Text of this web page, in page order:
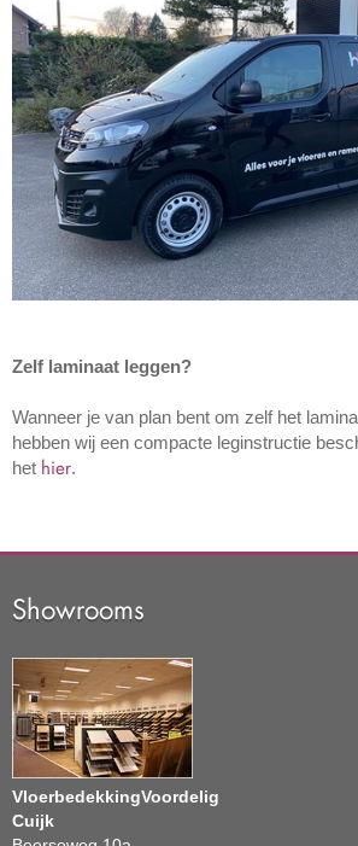
Zelf laminaat leggen?
Wanneer je van plan bent om zelf het
hebben wij een compacte leginstructie
het hier.
Showrooms
VloerbedekkingVoordelig
Cuijk